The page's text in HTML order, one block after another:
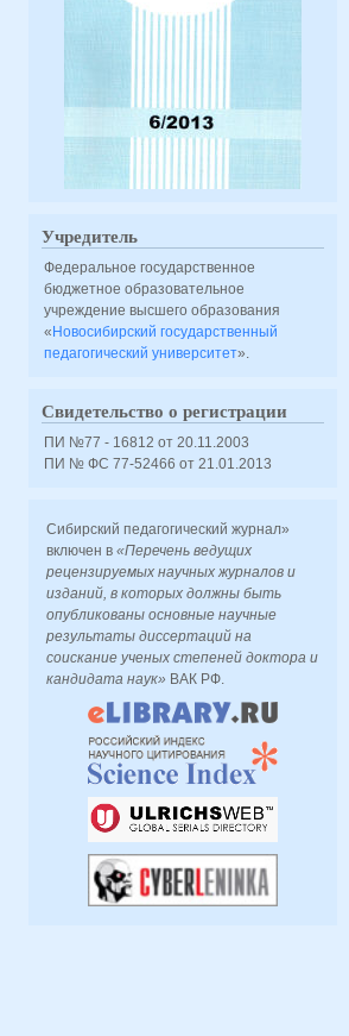
Учредитель
Федеральное государственное
бюджетное образовательное
учреждение высшего образования
«Новосибирский государственный
педагогический университет».
Свидетельство о регистрации
ПИ №77 - 16812 от 20.11.2003
ПИ № ФС 77-52466 от 21.01.2013
Сибирский педагогический журнал»
включен в«Перечень ведущих
рецензируемых научных журналов и
изданий, в которых должны быть
опубликованы основные научные
результаты диссертаций на
соискание ученых степеней доктора и
кандидата наук» ВАК РФ.